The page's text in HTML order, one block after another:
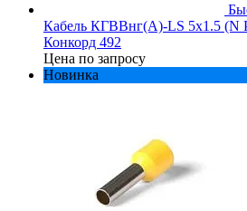
Кабель КГВВнг(А)-LS 5х1.5 (N
Конкорд 492
Цена по запросу
Новинка